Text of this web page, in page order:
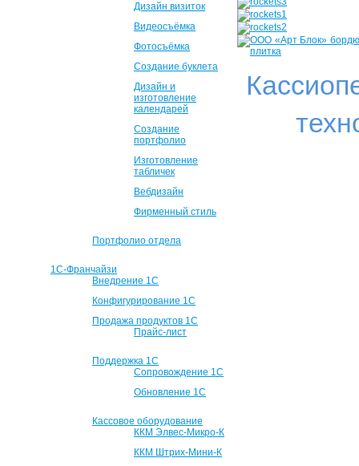
Дизайн визиток
Видеосъёмка
Фотосъёмка
Создание буклета
Дизайн и
изготовление
календарей
Создание
портфолио
Изготовление
табличек
Вебдизайн
Фирменный стиль
Портфолио отдела
1С-Франчайзи
Внедрение 1С
Конфигурирование 1С
Продажа продуктов 1С
Прайс-лист
Поддержка 1С
Сопровождение 1С
Обновление 1С
Кассовое оборудование
ККМ Элвес-Микро-К
ККМ Штрих-Мини-К